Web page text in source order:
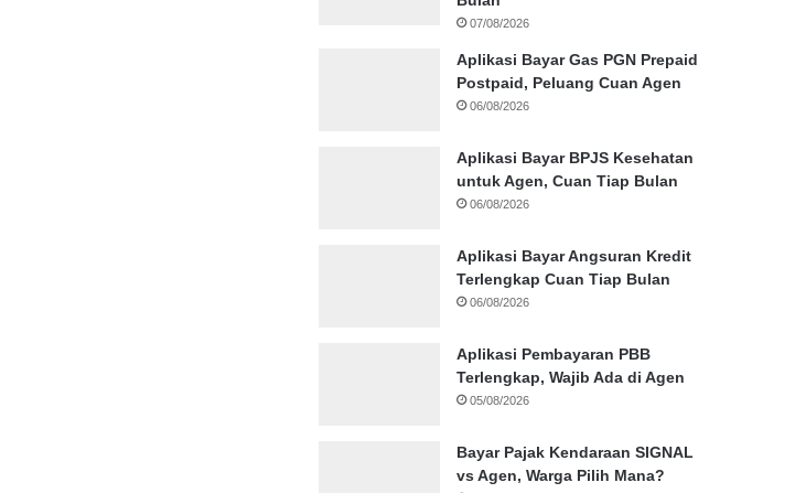
07/08/2026
Aplikasi Bayar Gas PGN Prepaid
Postpaid, Peluang Cuan Agen
06/08/2026
Aplikasi Bayar BPJS Kesehatan
untuk Agen, Cuan Tiap Bulan
06/08/2026
Aplikasi Bayar Angsuran Kredit
Terlengkap Cuan Tiap Bulan
06/08/2026
Aplikasi Pembayaran PBB
Terlengkap, Wajib Ada di Agen
05/08/2026
Bayar Pajak Kendaraan SIGNAL
vs Agen, Warga Pilih Mana?